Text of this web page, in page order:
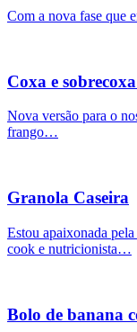
Com a nova fase que
Coxa e
Nova versão para o
frango…
Granola Caseira
Estou apaixonada
cook e nutricionista…
Bolo de banana